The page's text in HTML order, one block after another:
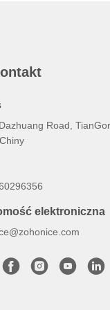
Road,
elektroniczna